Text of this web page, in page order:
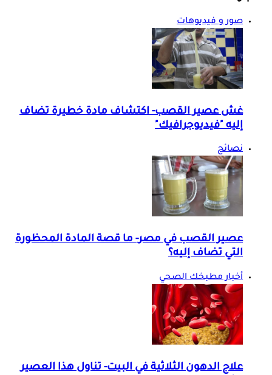
صور و فيديوهات
غش عصير القصب- اكتشاف مادة خطيرة تضاف
إليه "فيديوجرافيك"
نصائح
عصير القصب في مصر- ما قصة المادة المحظورة
التي تضاف إليه؟
أخبار مطبخك الصحي
علاج الدهون الثلاثية في البيت- تناول هذا العصير